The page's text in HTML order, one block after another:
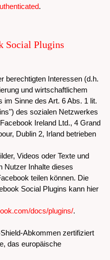
.
Social Plugins
berechtigten Interessen (d.h.
und wirtschaftlichem
im Sinne des Art. 6 Abs. 1 lit.
des sozialen Netzwerkes
Ireland Ltd., 4 Grand
Dublin 2, Irland betrieben
Videos oder Texte und
Nutzer Inhalte dieses
teilen können. Die
Social Plugins kann hier
docs/plugins/.
Abkommen zertifiziert
das europäische